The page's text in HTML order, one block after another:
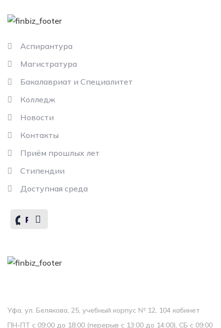
Аспирантура
Магистратура
Бакалавриат и Специалитет
Колледж
Новости
Контакты
Приём прошлых лет
Стипендии
Доступная среда
Уфа, ул. Белякова, 25, учебный корпус № 12, 104 кабинет
ПН-ПТ с 09:00 до 18:00 (перерыв с 13:00 до 14:00), СБ с 09:00